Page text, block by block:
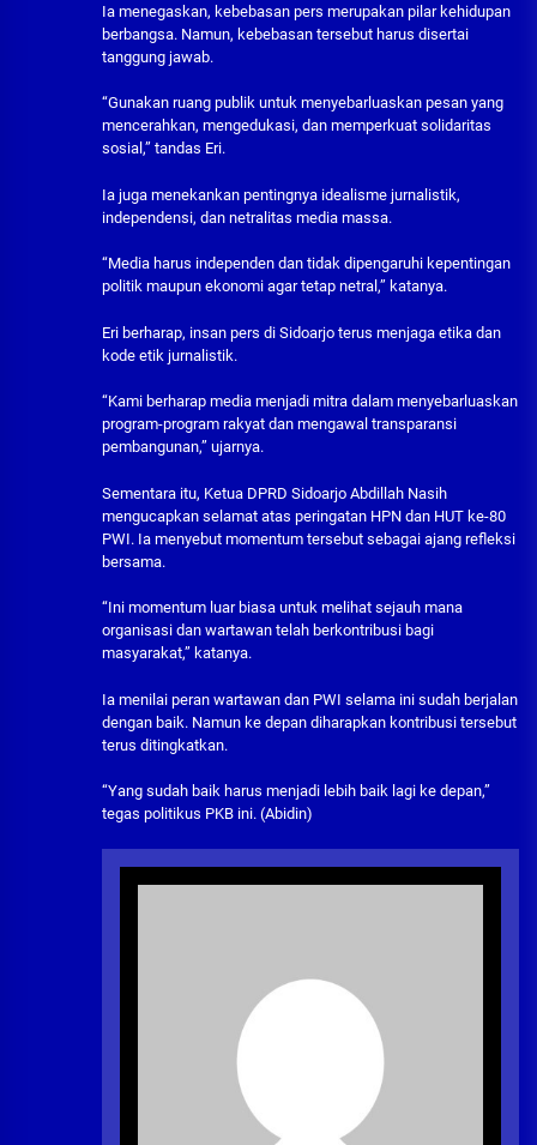
Ia menegaskan, kebebasan pers merupakan pilar kehidupan
berbangsa. Namun, kebebasan tersebut harus disertai
tanggung jawab.
“Gunakan ruang publik untuk menyebarluaskan pesan yang
mencerahkan, mengedukasi, dan memperkuat solidaritas
sosial,” tandas Eri.
Ia juga menekankan pentingnya idealisme jurnalistik,
independensi, dan netralitas media massa.
“Media harus independen dan tidak dipengaruhi kepentingan
politik maupun ekonomi agar tetap netral,” katanya.
Eri berharap, insan pers di Sidoarjo terus menjaga etika dan
kode etik jurnalistik.
“Kami berharap media menjadi mitra dalam menyebarluaskan
program-program rakyat dan mengawal transparansi
pembangunan,” ujarnya.
Sementara itu, Ketua DPRD Sidoarjo Abdillah Nasih
mengucapkan selamat atas peringatan HPN dan HUT ke-80
PWI. Ia menyebut momentum tersebut sebagai ajang refleksi
bersama.
“Ini momentum luar biasa untuk melihat sejauh mana
organisasi dan wartawan telah berkontribusi bagi
masyarakat,” katanya.
Ia menilai peran wartawan dan PWI selama ini sudah berjalan
dengan baik. Namun ke depan diharapkan kontribusi tersebut
terus ditingkatkan.
“Yang sudah baik harus menjadi lebih baik lagi ke depan,”
tegas politikus PKB ini. (Abidin)